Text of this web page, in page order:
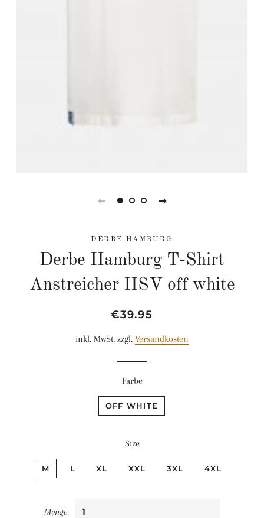
DERBE HAMBURG
Derbe Hamburg T-Shirt
Anstreicher HSV off white
Normaler
Sonderpreis
€39.95
inkl. MwSt. zzgl. Versandkosten
Farbe
OFF WHITE
Size
M L XL XXL 3XL 4XL
Menge